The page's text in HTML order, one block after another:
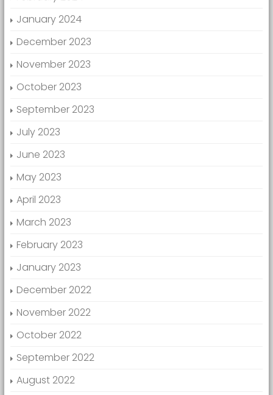
January 2024
December 2023
November 2023
October 2023
September 2023
July 2023
June 2023
May 2023
April 2023
March 2023
February 2023
January 2023
December 2022
November 2022
October 2022
September 2022
August 2022